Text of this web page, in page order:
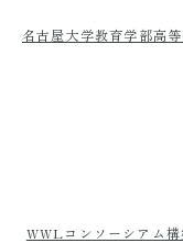
名古屋大学教育学部高
WWLコンソーシアム